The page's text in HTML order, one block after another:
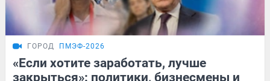
ГОРОД ПМЭФ-2026
«Если хотите заработать, лучше
закрыться»: политики, бизнесмены и